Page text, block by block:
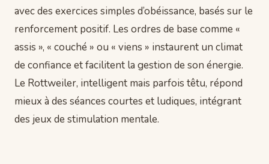
avec des exercices simples d’obéissance, basés sur le
renforcement positif. Les ordres de base comme «
assis », « couché » ou « viens » instaurent un climat
de confiance et facilitent la gestion de son énergie.
Le Rottweiler, intelligent mais parfois têtu, répond
mieux à des séances courtes et ludiques, intégrant
des jeux de stimulation mentale.